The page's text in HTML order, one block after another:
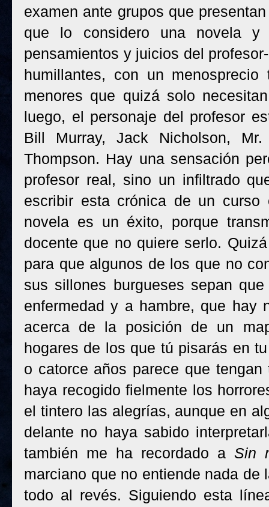
examen ante grupos que
que lo considero una novela
pensamientos y juicios del
humillantes, con un
menores que quizá solo
luego, el personaje del profesor
Bill Murray, Jack Nicholson,
Thompson. Hay una sensación
profesor real, sino un infiltrado
escribir esta crónica de un
novela es un éxito, porque
docente que no quiere serlo.
para que algunos de los que no
sus sillones burgueses sepan
enfermedad y a hambre, que hay
acerca de la posición de un
hogares de los que tú pisarás en
o catorce años parece que
haya recogido fielmente los
el tintero las alegrías, aunque en
delante no haya sabido
también me ha recordado a Sin
marciano que no entiende nada de
todo al revés. Siguiendo esta